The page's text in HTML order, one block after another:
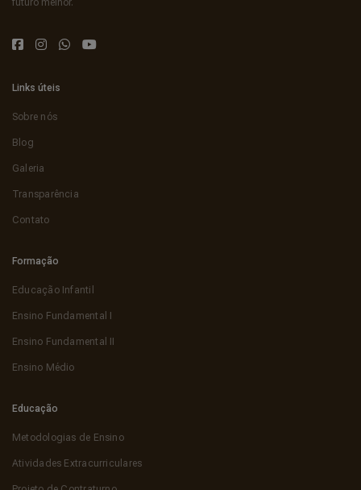
futuro melhor.
Links úteis
Sobre nós
Blog
Galeria
Transparência
Contato
Formação
Educação Infantil
Ensino Fundamental I
Ensino Fundamental II
Ensino Médio
Educação
Metodologias de Ensino
Atividades Extracurriculares